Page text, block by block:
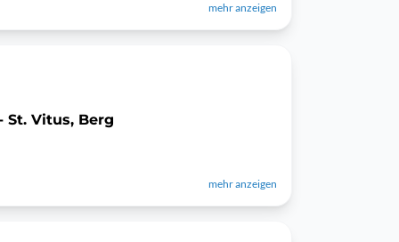
mehr anzeigen
St. Vitus, Berg
mehr anzeigen